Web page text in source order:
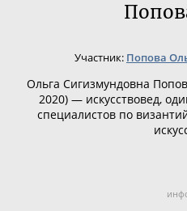
Участник: Попова
Ольга Сигизмундовна
2020) — искусствовед,
специалистов по